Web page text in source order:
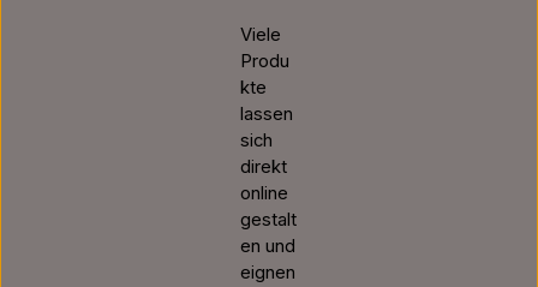
Viele
Produ
kte
lassen
sich
direkt
online
gestalt
en und
eignen